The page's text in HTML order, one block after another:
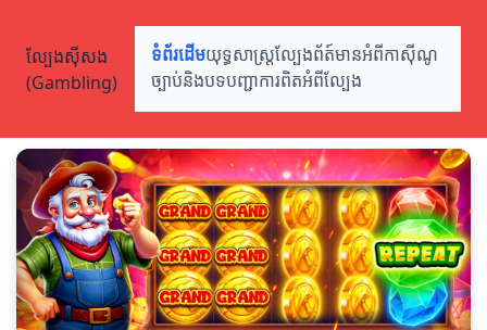
ល្បែងស៊ីសង
(Gambling)
ទំព័រដើមយុទ្ធសាស្ត្រល្បែងព័ត៍មានអំពីកាស៊ីណូ
ច្បាប់និងបទបញ្ជាការពិតអំពីល្បែង